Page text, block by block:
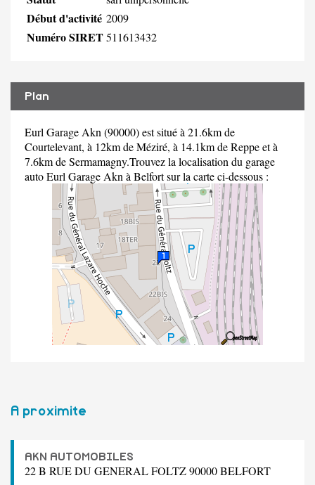
Début d'activité 2009
Numéro SIRET511613432
Plan
Eurl Garage Akn (90000) est situé à 21.6km de
Courtelevant, à 12km de Méziré, à 14.1km de Reppe et à
7.6km de Sermamagny.Trouvez la localisation du garage
auto Eurl Garage Akn à Belfort sur la carte ci-dessous :
A proximite
AKN AUTOMOBILES
22 B RUE DU GENERAL FOLTZ 90000 BELFORT